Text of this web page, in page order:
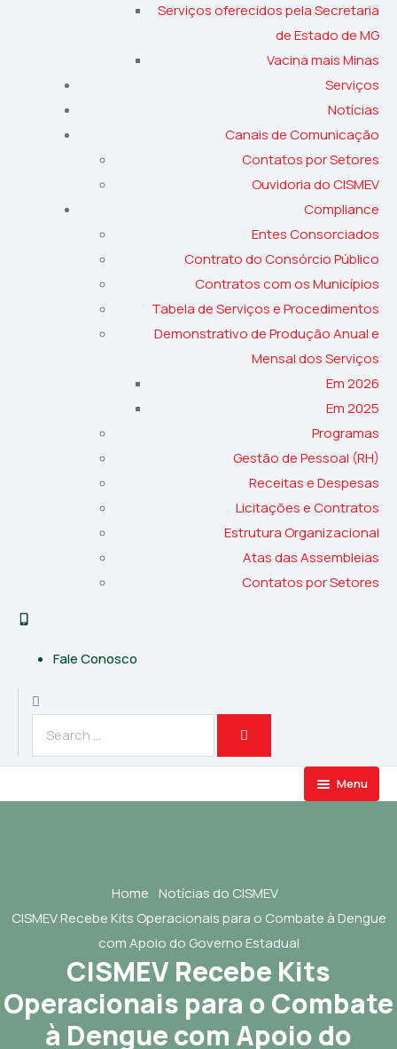
Serviços oferecidos pela Secretaria
de Estado de MG
Vacina mais Minas
Serviços
Notícias
Canais de Comunicação
Contatos por Setores
Ouvidoria do CISMEV
Compliance
Entes Consorciados
Contrato do Consórcio Público
Contratos com os Municípios
Tabela de Serviços e Procedimentos
Demonstrativo de Produção Anual e
Mensal dos Serviços
Em 2026
Em 2025
Programas
Gestão de Pessoal (RH)
Receitas e Despesas
Licitações e Contratos
Estrutura Organizacional
Atas das Assembleias
Contatos por Setores
Fale Conosco
Menu
Licitações e Compras
Licitações e Contratos
Extratos de Publicação
Processos Seletivos
Processos Realizados e em Andamento
Sobre o CISMEV
Palavra do Presidente
História do Consórcio
Estrutura Administrativa
Serviços
Canais de Comunicação
Contatos por Setores
Ouvidoria do CISMEV
Compliance
Entes Consorciados
Home Notícias do CISMEV
CISMEV Recebe Kits Operacionais para o Combate à Dengue
com Apoio do Governo Estadual
CISMEV Recebe Kits
Operacionais para o Combate
à Dengue com Apoio do